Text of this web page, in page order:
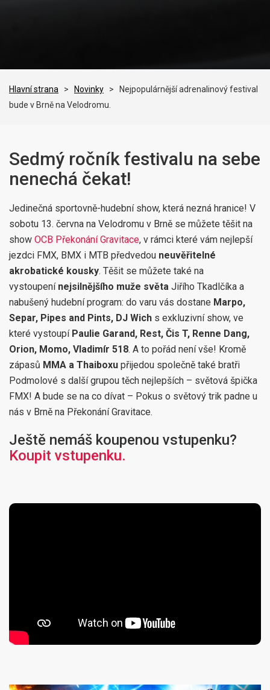
Hlavní strana > Novinky > Nejpopulárnější adrenalinový festival
bude v Brně na Velodromu.
Sedmý ročník festivalu na sebe
nenechá čekat!
Jedinečná sportovně-hudební show, která nezná hranice! V
sobotu 13. června na Velodromu v Brně se můžete těšit na
show OCB Překonání Gravitace, v rámci které vám nejlepší
jezdci FMX, BMX i MTB předvedou neuvěřitelné
akrobatické kousky. Těšit se můžete také na
vystoupení nejsilnějšího muže světa Jiřího Tkadlčíka a
nabušený hudební program: do varu vás dostane Marpo,
Separ, Pipes and Pints, DJ Wich s exkluzivní show, ve
které vystoupí Paulie Garand, Rest, Čis T, Renne Dang,
Orion, Momo, Vladimír 518. A to pořád není vše! Kromě
zápasů MMA a Thaiboxu přijedou společně také bratři
Podmolové s další grupou těch nejlepších – světová špička
FMX! A bude se na co dívat – Pokus o světový trik padne u
nás v Brně na Překonání Gravitace.
Ještě nemáš koupenou vstupenku?
Koupit vstupenku.